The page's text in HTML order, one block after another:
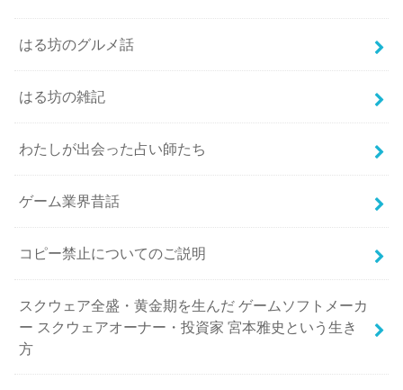
はる坊のグルメ話
はる坊の雑記
わたしが出会った占い師たち
ゲーム業界昔話
コピー禁止についてのご説明
スクウェア全盛・黄金期を生んだ ゲームソフトメーカ
ー スクウェアオーナー・投資家 宮本雅史という生き
方